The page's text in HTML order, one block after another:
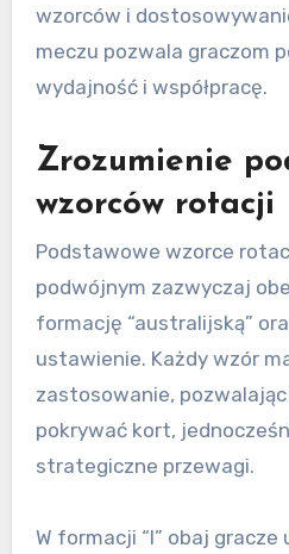
wzorców i
meczu pozwala graczom
wydajność i współpracę.
Zrozumienie
wzorców rotacji
Podstawowe wzorce
podwójnym zazwyczaj
formację “australijską”
ustawienie. Każdy wzór
zastosowanie,
pokrywać kort,
strategiczne przewagi.
W formacji “I” obaj